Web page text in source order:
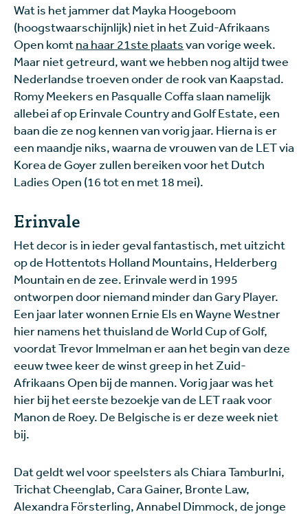
Wat is het jammer dat Mayka Hoogeboom
(hoogstwaarschijnlijk) niet in het Zuid-Afrikaans
Open komtna haar 21ste plaatsvan vorige week.
Maar niet getreurd, want we hebben nog altijd twee
Nederlandse troeven onder de rook van Kaapstad.
Romy Meekers en Pasqualle Coffa slaan namelijk
allebei af op Erinvale Country and Golf Estate, een
baan die ze nog kennen van vorig jaar. Hierna is er
een maandje niks, waarna de vrouwen van de LET via
Korea de Goyer zullen bereiken voor het Dutch
Ladies Open (16 tot en met 18 mei).
Erinvale
Het decor is in ieder geval fantastisch, met uitzicht
op de Hottentots Holland Mountains, Helderberg
Mountain en de zee. Erinvale werd in 1995
ontworpen door niemand minder dan Gary Player.
Een jaar later wonnen Ernie Els en Wayne Westner
hier namens het thuisland de World Cup of Golf,
voordat Trevor Immelman er aan het begin van deze
eeuw twee keer de winst greep in het Zuid-
Afrikaans Open bij de mannen. Vorig jaar was het
hier bij het eerste bezoekje van de LET raak voor
Manon de Roey. De Belgische is er deze week niet
bij.
Dat geldt wel voor speelsters als Chiara Tamburlni,
Trichat Cheenglab, Cara Gainer, Bronte Law,
Alexandra Försterling, Annabel Dimmock, de jonge